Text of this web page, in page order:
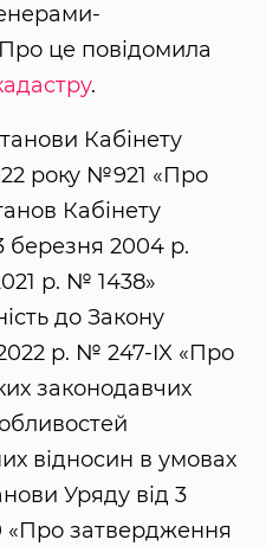
це повідомила
.
Кабінету
року №921 «Про
Кабінету
березня 2004 р.
р. № 1438»
до Закону
р. № 247-IX «Про
законодавчих
відносин в умовах
Уряду від 3
затвердження